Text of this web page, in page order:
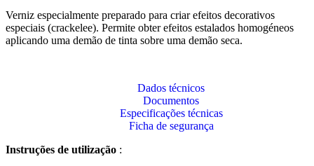
Verniz especialmente preparado para criar efeitos decorativos
especiais (crackelee). Permite obter efeitos estalados homogéneos
aplicando uma demão de tinta sobre uma demão seca.
Dados técnicos
Documentos
Especificações técnicas
Ficha de segurança
Instruções de utilização :